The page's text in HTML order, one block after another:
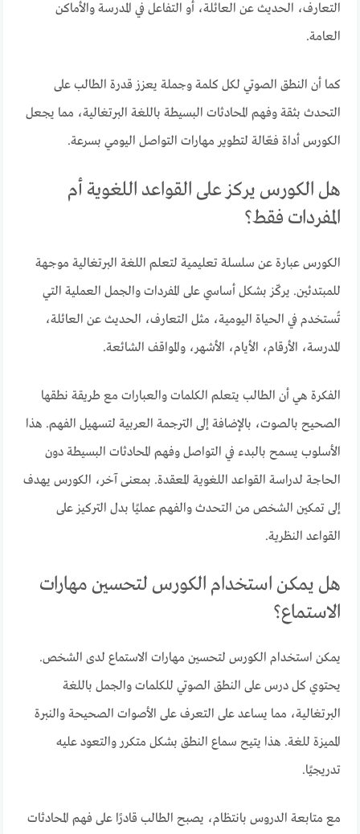
التعارف، الحديث عن العائلة، أو التفاعل في المدرسة والأماكن
العامة.
كما أن النطق الصوتي لكل كلمة وجملة يعزز قدرة الطالب على
التحدث بثقة وفهم المحادثات البسيطة باللغة البرتغالية، مما يجعل
الكورس أداة فعّالة لتطوير مهارات التواصل اليومي بسرعة.
هل الكورس يركز على القواعد اللغوية أم
المفردات فقط؟
الكورس عبارة عن سلسلة تعليمية لتعلم اللغة البرتغالية موجهة
للمبتدئين. يركّز بشكل أساسي على المفردات والجمل العملية التي
تُستخدم في الحياة اليومية، مثل التعارف، الحديث عن العائلة،
المدرسة، الأرقام، الأيام، الأشهر، والمواقف الشائعة.
الفكرة هي أن الطالب يتعلم الكلمات والعبارات مع طريقة نطقها
الصحيح بالصوت، بالإضافة إلى الترجمة العربية لتسهيل الفهم. هذا
الأسلوب يسمح بالبدء في التواصل وفهم المحادثات البسيطة دون
الحاجة لدراسة القواعد اللغوية المعقدة. بمعنى آخر، الكورس يهدف
إلى تمكين الشخص من التحدث والفهم عمليًا بدل التركيز على
القواعد النظرية.
هل يمكن استخدام الكورس لتحسين مهارات
الاستماع؟
يمكن استخدام الكورس لتحسين مهارات الاستماع لدى الشخص.
يحتوي كل درس على النطق الصوتي للكلمات والجمل باللغة
البرتغالية، مما يساعد على التعرف على الأصوات الصحيحة والنبرة
المميزة للغة. هذا يتيح سماع النطق بشكل متكرر والتعود عليه
تدريجيًا.
مع متابعة الدروس بانتظام، يصبح الطالب قادرًا على فهم المحادثات